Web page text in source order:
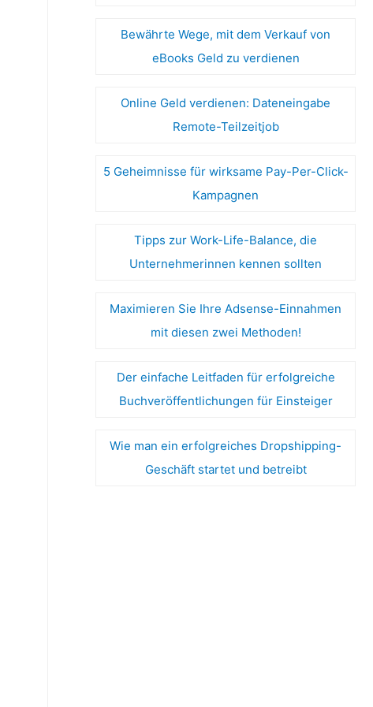
Bewährte Wege, mit dem Verkauf von
eBooks Geld zu verdienen
Online Geld verdienen: Dateneingabe
Remote-Teilzeitjob
5 Geheimnisse für wirksame Pay-Per-Click-
Kampagnen
Tipps zur Work-Life-Balance, die
Unternehmerinnen kennen sollten
Maximieren Sie Ihre Adsense-Einnahmen
mit diesen zwei Methoden!
Der einfache Leitfaden für erfolgreiche
Buchveröffentlichungen für Einsteiger
Wie man ein erfolgreiches Dropshipping-
Geschäft startet und betreibt